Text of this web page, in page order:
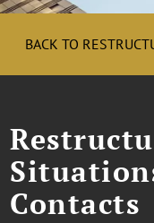
BACK TO
Contacts